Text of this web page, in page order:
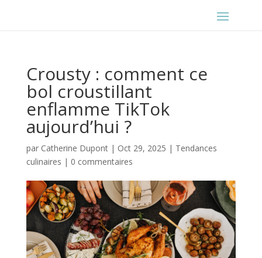
Crousty : comment ce
bol croustillant
enflamme TikTok
aujourd’hui ?
par Catherine Dupont| Oct 29, 2025 | Tendances
culinaires | 0 commentaires